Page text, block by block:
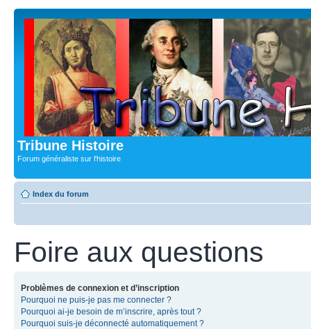
Tribune Histoire
Forum généraliste sur l'histoire
Index du forum
Foire aux questions
Problèmes de connexion et d’inscription
Pourquoi ne puis-je pas me connecter ?
Pourquoi ai-je besoin de m’inscrire, après tout ?
Pourquoi suis-je déconnecté automatiquement ?